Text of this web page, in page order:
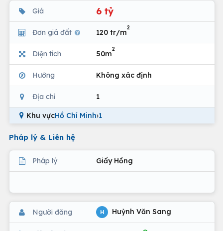
Giá 6 tỷ
Đơn giá đất 120 tr/m
2
Diện tích 50m
2
Hướng Không xác định
Địa chỉ 1
Khu vựcHồ Chí Minh›1
Pháp lý & Liên hệ
Pháp lý Giấy Hồng
Người đăng H Huỳnh Văn Sang